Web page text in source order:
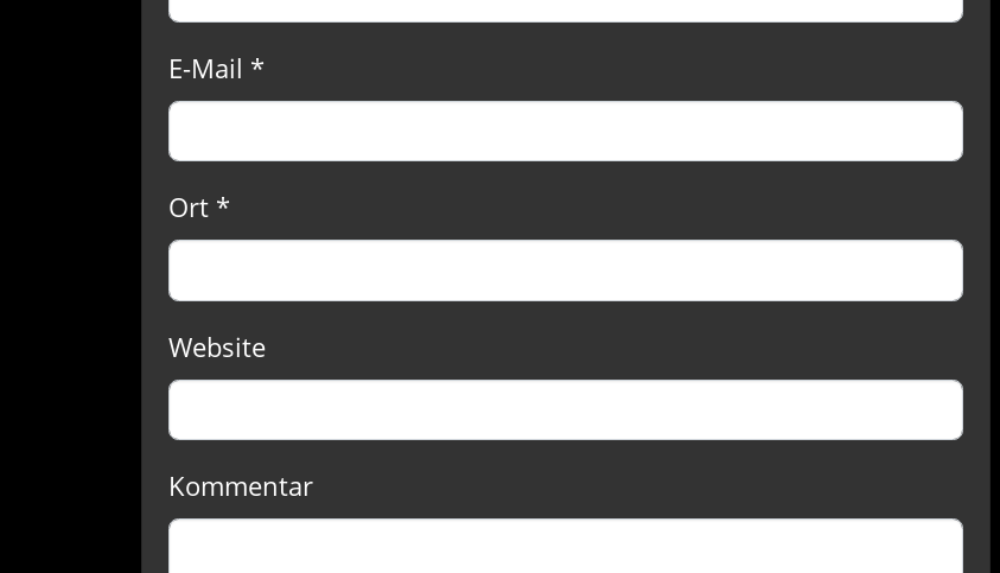
E-Mail *
Ort *
Website
Kommentar